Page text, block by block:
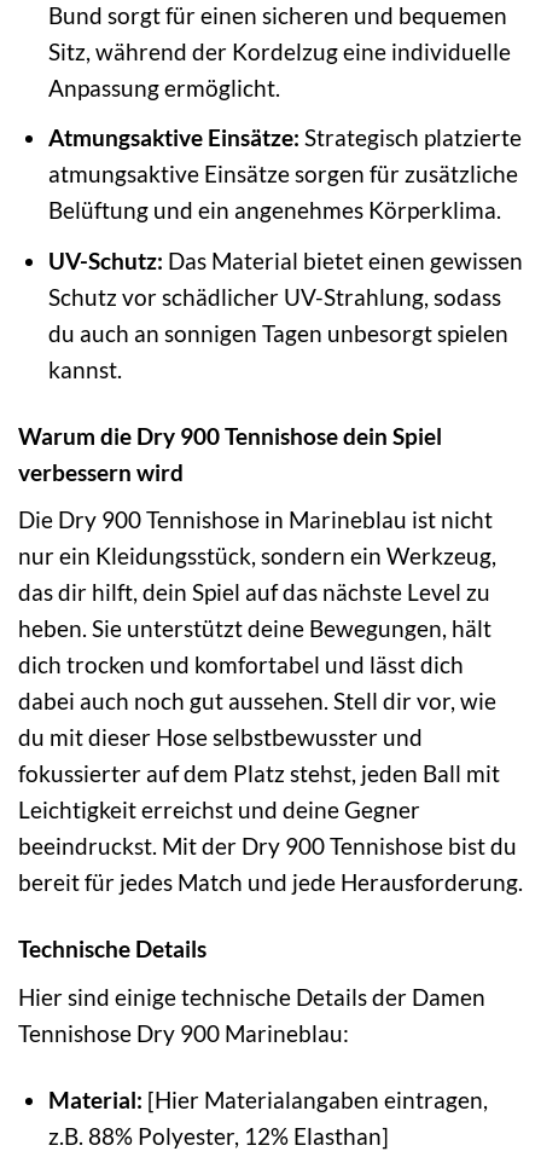
Bund sorgt für einen sicheren und bequemen
Sitz, während der Kordelzug eine individuelle
Anpassung ermöglicht.
Atmungsaktive Einsätze: Strategisch platzierte
atmungsaktive Einsätze sorgen für zusätzliche
Belüftung und ein angenehmes Körperklima.
UV-Schutz: Das Material bietet einen gewissen
Schutz vor schädlicher UV-Strahlung, sodass
du auch an sonnigen Tagen unbesorgt spielen
kannst.
Warum die Dry 900 Tennishose dein Spiel
verbessern wird
Die Dry 900 Tennishose in Marineblau ist nicht
nur ein Kleidungsstück, sondern ein Werkzeug,
das dir hilft, dein Spiel auf das nächste Level zu
heben. Sie unterstützt deine Bewegungen, hält
dich trocken und komfortabel und lässt dich
dabei auch noch gut aussehen. Stell dir vor, wie
du mit dieser Hose selbstbewusster und
fokussierter auf dem Platz stehst, jeden Ball mit
Leichtigkeit erreichst und deine Gegner
beeindruckst. Mit der Dry 900 Tennishose bist du
bereit für jedes Match und jede Herausforderung.
Technische Details
Hier sind einige technische Details der Damen
Tennishose Dry 900 Marineblau:
Material: [Hier Materialangaben eintragen,
z.B. 88% Polyester, 12% Elasthan]